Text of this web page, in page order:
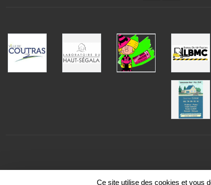
Ce site utilise des cookies et vous